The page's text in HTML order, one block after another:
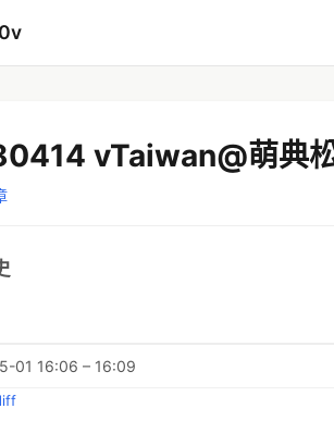
vTaiwan@萌典
01 16:06 – 16:09